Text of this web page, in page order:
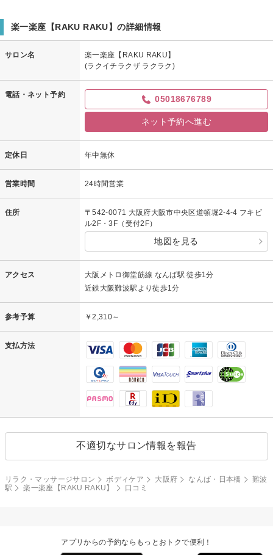
お身体軽くなられたみたいで、とても嬉しいです。
またお疲れの際は是非ご利用くださいませ。
次回もどうぞよろしくお願いいたします。
楽一楽座【RAKU RAKU】の詳細情報
サロン名
楽一楽座【RAKU RAKU】
(ラクイチラクザ ラクラク)
電話・ネット予約 05018676789
ネット予約へ進む
定休日 年中無休
営業時間 24時間営業
住所
〒542-0071 大阪府大阪市中央区道頓堀2-4-4 フキビ
ル2F・3F（受付2F）
地図を見る
アクセス
大阪メトロ御堂筋線 なんば駅 徒歩1分
近鉄大阪難波駅より徒歩1分
参考予算 ￥2,310～
支払方法
不適切なサロン情報を報告
リラク・マッサージサロン ボディケア 大阪府 なんば・日本橋
難波
駅
楽一楽座【RAKU RAKU】 口コミ
アプリからの予約ならもっとおトクで便利！